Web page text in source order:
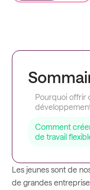
Pourquoi offrir
Comment
de travail
Les jeunes sont de
de grandes